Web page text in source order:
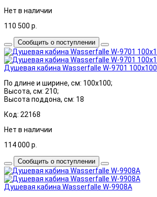
Нет в наличии
110 500 р.
Сообщить о поступлении
Душевая кабина Wasserfalle W-9701 100x100
По длине и ширине, см: 100x100;
Высота, см: 210;
Высота поддона, см: 18
Код: 22168
Нет в наличии
114 000 р.
Сообщить о поступлении
Душевая кабина Wasserfalle W-9908A